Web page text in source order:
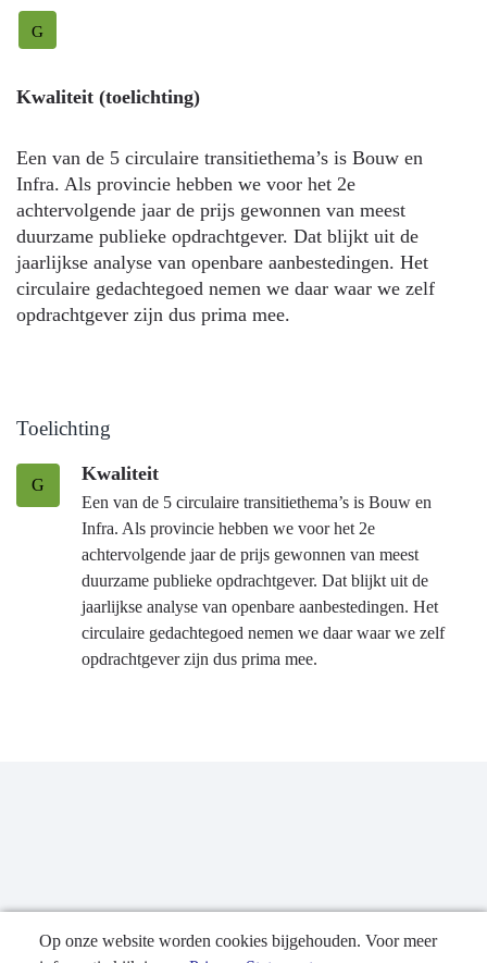
G
Kwaliteit (toelichting)
Een van de 5 circulaire transitiethema’s is Bouw en
Infra. Als provincie hebben we voor het 2e
achtervolgende jaar de prijs gewonnen van meest
duurzame publieke opdrachtgever. Dat blijkt uit de
jaarlijkse analyse van openbare aanbestedingen. Het
circulaire gedachtegoed nemen we daar waar we zelf
opdrachtgever zijn dus prima mee.
Toelichting
G
Kwaliteit
Een van de 5 circulaire transitiethema’s is Bouw en
Infra. Als provincie hebben we voor het 2e
achtervolgende jaar de prijs gewonnen van meest
duurzame publieke opdrachtgever. Dat blijkt uit de
jaarlijkse analyse van openbare aanbestedingen. Het
circulaire gedachtegoed nemen we daar waar we zelf
opdrachtgever zijn dus prima mee.
Op onze website worden cookies bijgehouden. Voor meer